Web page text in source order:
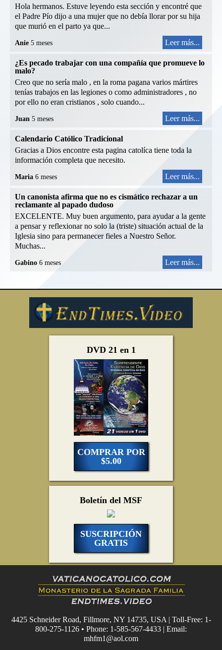
Hola hermanos. Estuve leyendo esta sección y encontré que
el Padre Pío dijo a una mujer que no debía llorar por su hija
que murió en el parto ya que...
Anie 5 meses Leer más...
¿Es pecado trabajar con una compañía que promueve lo
malo?
Creo que no sería malo , en la roma pagana varios mártires
tenías trabajos en las legiones o como administradores , no
por ello no eran cristianos , solo cuando...
Juan 5 meses Leer más...
Calendario Católico Tradicional
Gracias a Dios encontre esta pagina catolíca tiene toda la
información completa que necesito.
Maria 6 meses Leer más...
Un canonista afirma que no es cismático rechazar a un
reclamante al papado dudoso
EXCELENTE. Muy buen argumento, para ayudar a la gente
a pensar y reflexionar no solo la (triste) situación actual de la
Iglesia sino para permanecer fieles a Nuestro Señor.
Muchas...
Gabino 6 meses Leer más...
DVD 21 en 1
COMPRAR POR
$5.00
Boletín del MSF
SUSCRIPCIÓN
GRATIS
4425 Schneider Road, Fillmore, NY 14735, USA | Toll-Free: 1-
800-275-1126 • Phone: 1-585-567-4433 | Email:
mhfm1@aol.com